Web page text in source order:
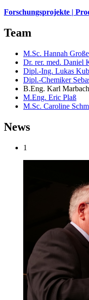
Forschungsprojekte |
Team
M.Sc. Hannah
Dr. rer. med. Daniel
Dipl.-Ing. Lukas
Dipl.-Chemiker
B.Eng. Karl
M.Eng. Eric Plaß
M.Sc. Caroline
News
1